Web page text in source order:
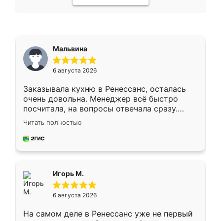
Мальвина
6 августа 2026
Заказывала кухню в Ренессанс, осталась
очень довольна. Менеджер всё быстро
посчитала, на вопросы отвечала сразу.
Замерщик приехал в субботу, подошёл к
делу со всей ответственностью. Собрали
за день, ребята работали аккуратно, даже
Читать полностью
Игорь М.
6 августа 2026
На самом деле в Ренессанс уже не первый